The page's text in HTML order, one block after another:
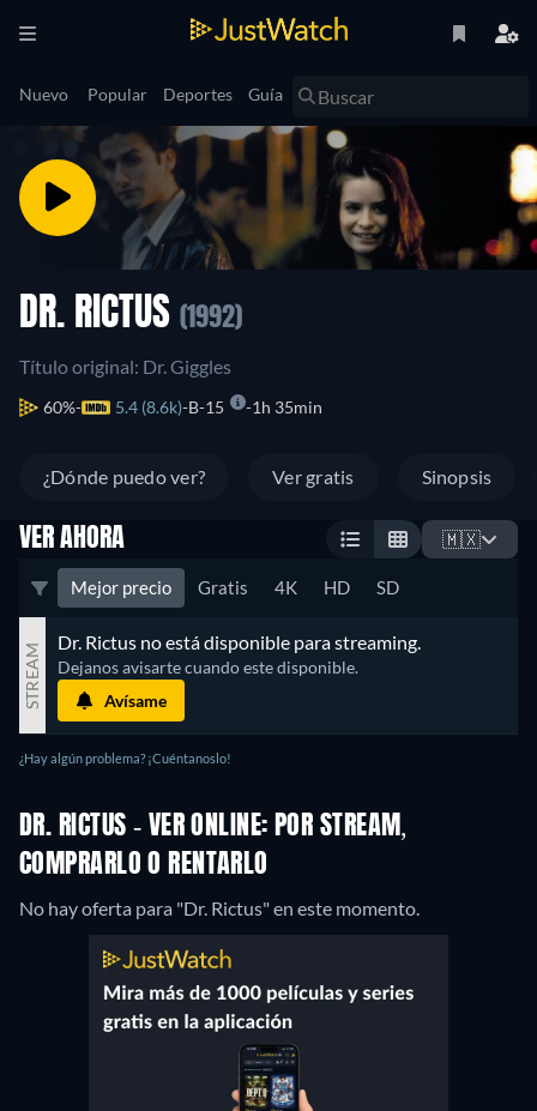
Nuevo Popular Deportes Guía
DR. RICTUS (1992)
Título original: Dr. Giggles
60% 5.4 (8.6k) B-15 1h 35min
¿Dónde puedo ver? Ver gratis Sinopsis
VER AHORA 🇲🇽
Mejor precio Gratis 4K HD SD
STREAM Dr. Rictus no está disponible para streaming.
Dejanos avisarte cuando este disponible.
Avísame
¿Hay algún problema? ¡Cuéntanoslo!
DR. RICTUS - VER ONLINE: POR STREAM,
COMPRARLO O RENTARLO
No hay oferta para "Dr. Rictus" en este momento.